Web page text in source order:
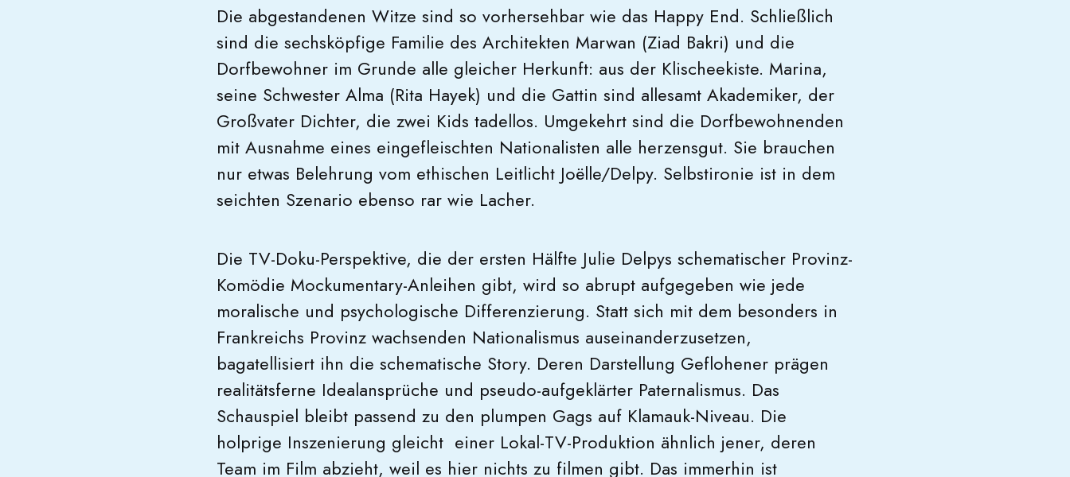
Die abgestandenen Witze sind so vorhersehbar wie das Happy End. Schließlich
sind die sechsköpfige Familie des Architekten Marwan (Ziad Bakri) und die
Dorfbewohner im Grunde alle gleicher Herkunft: aus der Klischeekiste. Marina,
seine Schwester Alma (Rita Hayek) und die Gattin sind allesamt Akademiker, der
Großvater Dichter, die zwei Kids tadellos. Umgekehrt sind die Dorfbewohnenden
mit Ausnahme eines eingefleischten Nationalisten alle herzensgut. Sie brauchen
nur etwas Belehrung vom ethischen Leitlicht Joëlle/Delpy. Selbstironie ist in dem
seichten Szenario ebenso rar wie Lacher.
Die TV-Doku-Perspektive, die der ersten Hälfte Julie Delpys schematischer Provinz-
Komödie Mockumentary-Anleihen gibt, wird so abrupt aufgegeben wie jede
moralische und psychologische Differenzierung. Statt sich mit dem besonders in
Frankreichs Provinz wachsenden Nationalismus auseinanderzusetzen,
bagatellisiert ihn die schematische Story. Deren Darstellung Geflohener prägen
realitätsferne Idealansprüche und pseudo-aufgeklärter Paternalismus. Das
Schauspiel bleibt passend zu den plumpen Gags auf Klamauk-Niveau. Die
holprige Inszenierung gleicht einer Lokal-TV-Produktion ähnlich jener, deren
Team im Film abzieht, weil es hier nichts zu filmen gibt. Das immerhin ist